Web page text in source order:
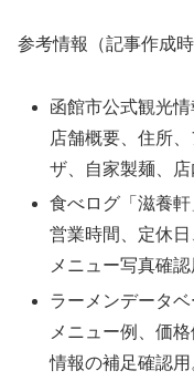
参考情報（記事作成
函館市公式観光情
店舗概要、住所
ザ、自家製麺、店
食べログ「滋養軒
営業時間、定休日
メニュー写真確認
ラーメンデータベ
メニュー例、価
情報の補足確認用